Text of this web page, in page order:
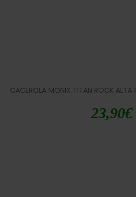
CACEROLA MONIX TITAN ROCK
23,90€